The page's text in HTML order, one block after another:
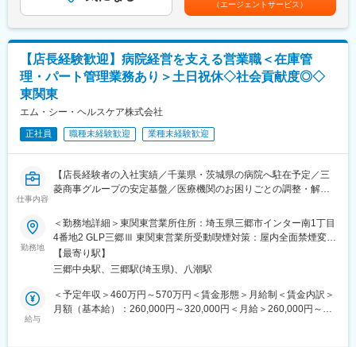
変更の範囲：会社の定める業務
■入社後の流れ：
有資格者が前提ですので即戦力を期待します。
業務フローや社内システム、事務手続き、ならびに就業規則等の
社内規程や取引先ごとの対応方法など、入社後は本社・川崎オフ
ィスで丁寧に教えます。
修・勉強会も用意しており、鑑定人としてのスキルアップが図れ
■配属組織：
鑑定人は３つのオフィス合計で22名、20～30代を中心に60代まで
■会社や求人の魅力：
・当社は独立系の企業として2008年に設立されました。国内の損
害保険会社はもちろん、外資系や共済からの依頼にも応えてお
す。
・保険のご契約者様から感謝の言葉をいただけることもあり、社
張手当有賃金はあくまでも目安の金額であり、選考を通じて上下
する可能性があります。月給(月額)は固定手当を含めた表記です。
（エージェントサービス）
【店長経験歓迎】病院経営を支える営業職＜在庫管
理・パート管理業務あり＞土日祝休◇社会貢献度◎◇
東関東
エム・シー・ヘルスケア株式会社
正社員 職種未経験歓迎 業種未経験歓迎
仕事内容
【店長経験者の入社実績／千葉県・茨城県の病院へ駐在予定／三
菱商事グループの安定基盤／医療機関のお困りごとの調整・解決
■職務内容：
当社は、病院経営のパートナーとして、病院で使用する医療材料
や医薬品の調達、物品管理や、医療材料費に関する削減の提案を
行っております。
本ポジションでは、基本的には顧客となる病院に常駐し、医療現
場の後方支援に必要な業務に取り組んでいただきます。
★営業ポジションですが、ノルマはありません。
勤務地
＜勤務地詳細＞東関東営業所住所：埼玉県三郷市インター南1丁目
4番地2 GLP三郷Ⅲ 東関東営業所受動喫煙対策：屋内全面禁煙変更
の範囲：会社の定める事業所
【最寄り駅】
三郷中央駅、三郷駅(埼玉県)、八潮駅
給与
＜予定年収＞460万円～570万円＜賃金形態＞月給制＜賃金内訳＞
月額（基本給）：260,000円～320,000円＜月給＞260,000円～